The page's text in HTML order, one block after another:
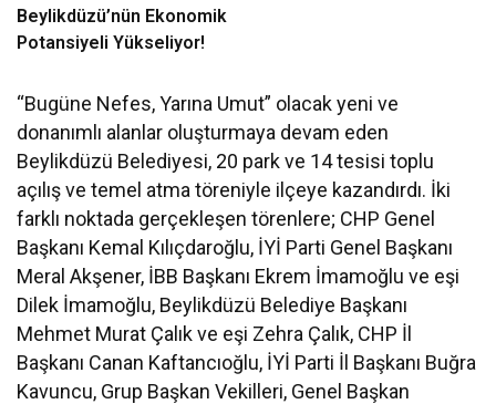
Beylikdüzü’nün Ekonomik
Potansiyeli Yükseliyor!
“Bugüne Nefes, Yarına Umut” olacak yeni ve
donanımlı alanlar oluşturmaya devam eden
Beylikdüzü Belediyesi, 20 park ve 14 tesisi toplu
açılış ve temel atma töreniyle ilçeye kazandırdı. İki
farklı noktada gerçekleşen törenlere; CHP Genel
Başkanı Kemal Kılıçdaroğlu, İYİ Parti Genel Başkanı
Meral Akşener, İBB Başkanı Ekrem İmamoğlu ve eşi
Dilek İmamoğlu, Beylikdüzü Belediye Başkanı
Mehmet Murat Çalık ve eşi Zehra Çalık, CHP İl
Başkanı Canan Kaftancıoğlu, İYİ Parti İl Başkanı Buğra
Kavuncu, Grup Başkan Vekilleri, Genel Başkan